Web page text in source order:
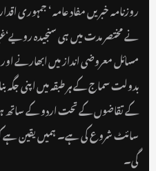
روزنامہ خبریں مفاد عامہ ‘ جمہوری
نے مختصر مدت میں ہی سنجیدہ
مسائل معروضی انداز میں ابھارنے
بدولت سماج کے ہر طبقہ میں اپنی
سائٹ شروع کی ہے۔ ہمیں یقین ہے
گی۔